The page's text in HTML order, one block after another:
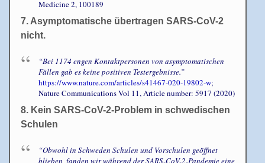
Medicine 2, 100189
7. Asymptomatische übertragen SARS-CoV-2
nicht.
“Bei 1174 engen Kontaktpersonen von asymptomatischen
Fällen gab es keine positiven Testergebnisse.”
https://www.nature.com/articles/s41467-020-19802-w;
Nature Communications Vol 11, Article number: 5917 (2020)
8. Kein SARS-CoV-2-Problem in schwedischen
Schulen
“Obwohl in Schweden Schulen und Vorschulen geöffnet
blieben, fanden wir während der SARS-CoV-2-Pandemie eine